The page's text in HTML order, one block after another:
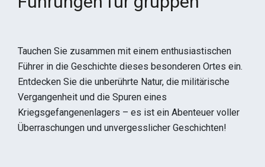
Tauchen Sie zusammen mit einem enthusiastischen
Führer in die Geschichte dieses besonderen Ortes ein.
Entdecken Sie die unberührte Natur, die militärische
Vergangenheit und die Spuren eines
Kriegsgefangenenlagers – es ist ein Abenteuer voller
Überraschungen und unvergesslicher Geschichten!